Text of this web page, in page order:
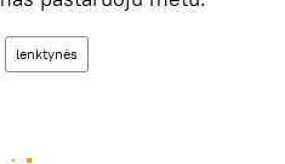
lenktynės